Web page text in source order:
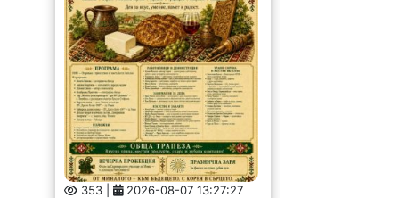
353 | 2026-08-07 13:27:27